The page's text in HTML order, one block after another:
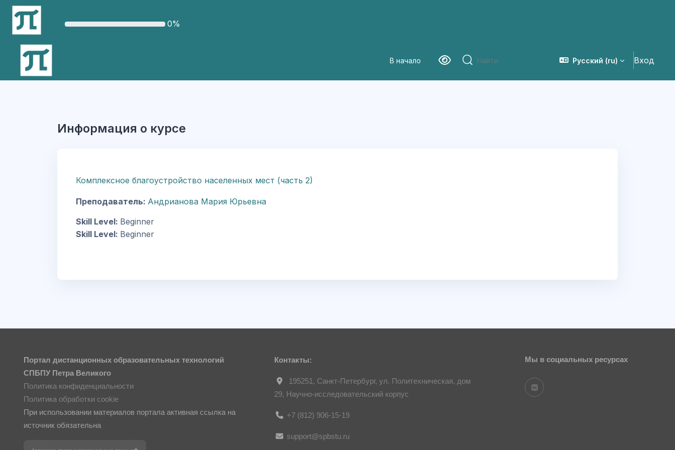
Перейти к основному содержанию
0%
В начало Версия для слабовидящих
Найти
Найти Русский ‎(ru)‎ Вход
Информация о курсе
Комплексное благоустройство населенных мест (часть 2)
Преподаватель: Андрианова Мария Юрьевна
Skill Level: Beginner
Skill Level: Beginner
Портал дистанционных образовательных технологий
СПБПУ Петра Великого
Политика конфиденциальности
Политика обработки cookie
При использовании материалов портала активная ссылка на
источник обязательна
Контакты:
195251, Санкт-Петербург, ул. Политехническая, дом
29, Научно-исследовательский корпус
+7 (812) 906-15-19
support@spbstu.ru
Мы в социальных ресурсах